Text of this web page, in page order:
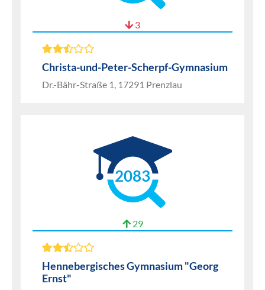
3
Christa-und-Peter-Scherpf-Gymnasium
Dr.-Bähr-Straße 1, 17291 Prenzlau
2083
29
Hennebergisches Gymnasium "Georg
Ernst"